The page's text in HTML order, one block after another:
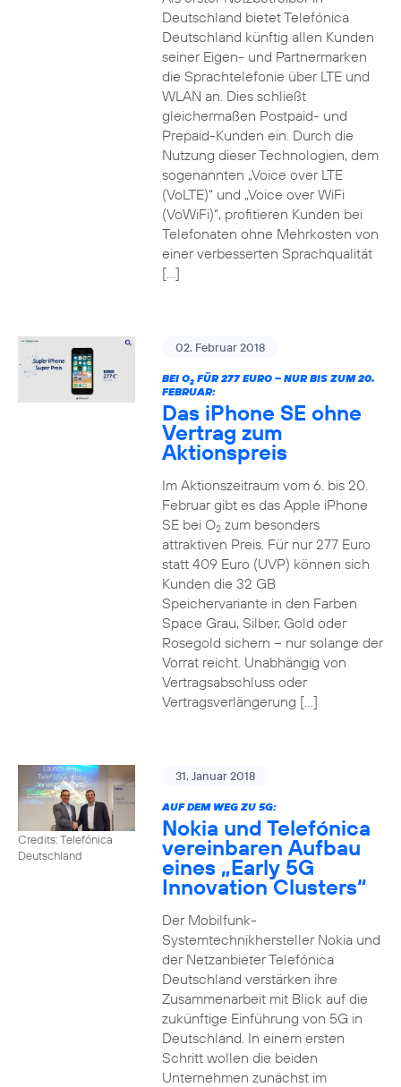
Deutschland bietet Telefónica
Deutschland künftig allen Kunden
seiner Eigen- und Partnermarken
die Sprachtelefonie über LTE und
WLAN an. Dies schließt
gleichermaßen Postpaid- und
Prepaid-Kunden ein. Durch die
Nutzung dieser Technologien, dem
sogenannten „Voice over LTE
(VoLTE)“ und „Voice over WiFi
(VoWiFi)“, profitieren Kunden bei
Telefonaten ohne Mehrkosten von
einer verbesserten Sprachqualität
[…]
02. Februar 2018
BEI O2FÜR 277 EURO – NUR BIS ZUM 20.
FEBRUAR:
Das iPhone SE ohne
Vertrag zum
Aktionspreis
Im Aktionszeitraum vom 6. bis 20.
Februar gibt es das Apple iPhone
SE bei O2zum besonders
attraktiven Preis. Für nur 277 Euro
statt 409 Euro (UVP) können sich
Kunden die 32 GB
Speichervariante in den Farben
Space Grau, Silber, Gold oder
Rosegold sichern – nur solange der
Vorrat reicht. Unabhängig von
Vertragsabschluss oder
Vertragsverlängerung […]
Credits: Telefónica
Deutschland
31. Januar 2018
AUF DEM WEG ZU 5G:
Nokia und Telefónica
vereinbaren Aufbau
eines „Early 5G
Innovation Clusters“
Der Mobilfunk-
Systemtechnikhersteller Nokia und
der Netzanbieter Telefónica
Deutschland verstärken ihre
Zusammenarbeit mit Blick auf die
zukünftige Einführung von 5G in
Deutschland. In einem ersten
Schritt wollen die beiden
Unternehmen zunächst im